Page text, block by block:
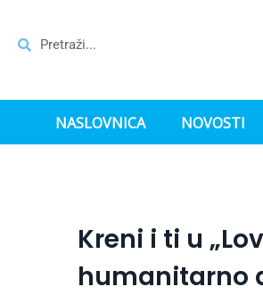
NASLOVNICA NOVOSTI
Kreni i ti u
humanitarno